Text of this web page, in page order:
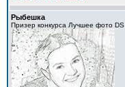
Рыбешка
Призер конкурса Лучшее фото DS